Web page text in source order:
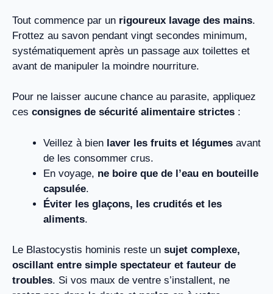
Tout commence par un rigoureux lavage des mains.
Frottez au savon pendant vingt secondes minimum,
systématiquement après un passage aux toilettes et
avant de manipuler la moindre nourriture.
Pour ne laisser aucune chance au parasite, appliquez
ces consignes de sécurité alimentaire strictes :
Veillez à bien laver les fruits et légumes avant
de les consommer crus.
En voyage, ne boire que de l’eau en bouteille
capsulée.
Éviter les glaçons, les crudités et les
aliments.
Le Blastocystis hominis reste un sujet complexe,
oscillant entre simple spectateur et fauteur de
troubles. Si vos maux de ventre s’installent, ne